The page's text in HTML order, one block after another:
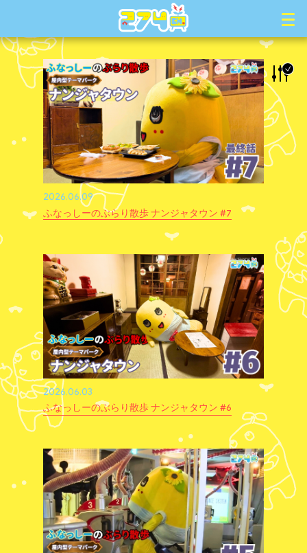
2026.06.09
ふなっしーのぶらり散歩 ナンジャタウン #7
2026.06.03
ふなっしーのぶらり散歩 ナンジャタウン #6